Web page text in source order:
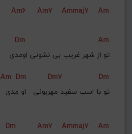
Am6 Am7 Ammaj7 Am
Dm
Am
تو از شهر غریب بی نشونی اومدی
Am Dm Dm7
Dm
تو با اسب سفید مهربونی   او مدی
Dm Am7 Ammaj7
Am